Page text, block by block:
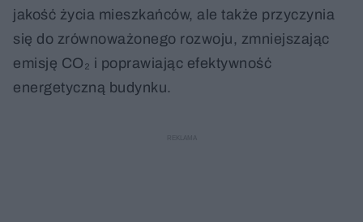
jakość życia mieszkańców, ale także przyczynia
się do zrównoważonego rozwoju, zmniejszając
emisję CO₂ i poprawiając efektywność
energetyczną budynku.